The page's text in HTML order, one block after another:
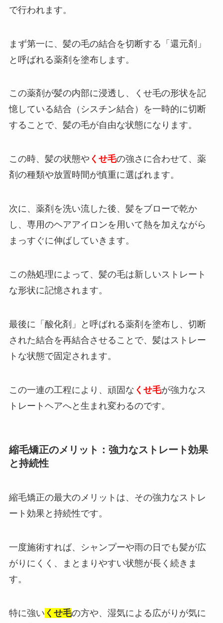
で行われます。
まず第一に、髪の毛の結合を切断する「還元剤」
と呼ばれる薬剤を塗布します。
この薬剤が髪の内部に浸透し、くせ毛の形状を記
憶している結合（シスチン結合）を一時的に切断
することで、髪の毛が自由な状態になります。
この時、髪の状態や くせ毛の強さに合わせて、薬
剤の種類や放置時間が慎重に選ばれます。
次に、薬剤を洗い流した後、髪をブローで乾か
し、専用のヘアアイロンを用いて熱を加えながら
まっすぐに伸ばしていきます。
この熱処理によって、髪の毛は新しいストレート
な形状に記憶されます。
最後に「酸化剤」と呼ばれる薬剤を塗布し、切断
された結合を再結合させることで、髪はストレー
トな状態で固定されます。
この一連の工程により、頑固な くせ毛が強力なス
トレートヘアへと生まれ変わるのです。
縮毛矯正のメリット：強力なストレート効果
と持続性
縮毛矯正の最大のメリットは、その強力なストレ
ート効果と持続性です。
一度施術すれば、シャンプーや雨の日でも髪が広
がりにくく、まとまりやすい状態が長く続きま
す。
特に強い くせ毛の方や、湿気による広がりが気に